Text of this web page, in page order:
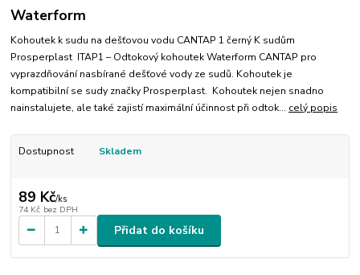
Waterform
Kohoutek k sudu na dešťovou vodu CANTAP 1 černý K sudům
Prosperplast ITAP1 – Odtokový kohoutek Waterform CANTAP pro
vyprazdňování nasbírané dešťové vody ze sudů. Kohoutek je
kompatibilní se sudy značky Prosperplast. Kohoutek nejen snadno
nainstalujete, ale také zajistí maximální účinnost při odtok... celý popis
Dostupnost Skladem
89 Kč/ks
74 Kč bez DPH
Přidat do košíku